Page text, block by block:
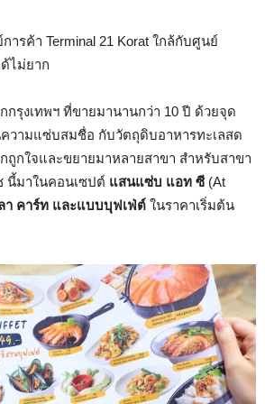
รค้า Terminal 21 Korat ใกล้กับศูนย์
ด้ไม่ยาก
กรุงเทพฯ ที่ขายมานานกว่า 10 ปี ด้วยจุด
ความแซ่บสมชื่อ กับวัตถุดิบอาหารทะเลสด
ถูกใจและขยายมาหลายสาขา สำหรับสาขา
นี้มาในคอนเซปต์ แสนแซ่บ แอท ซี(At
า คาร์ท และแบบบุฟเฟ่ต์ ในราคาเริ่มต้น